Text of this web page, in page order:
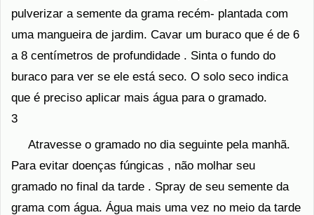
pulverizar a semente da grama recém- plantada com
uma mangueira de jardim. Cavar um buraco que é de 6
a 8 centímetros de profundidade . Sinta o fundo do
buraco para ver se ele está seco. O solo seco indica
que é preciso aplicar mais água para o gramado.
3
Atravesse o gramado no dia seguinte pela manhã.
Para evitar doenças fúngicas , não molhar seu
gramado no final da tarde . Spray de seu semente da
grama com água. Água mais uma vez no meio da tarde